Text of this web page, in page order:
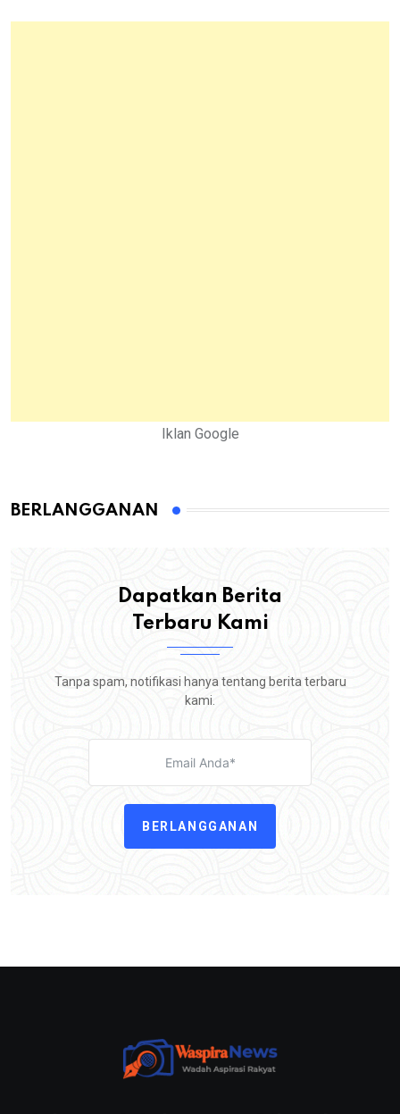
Iklan Google
BERLANGGANAN
Dapatkan Berita
Terbaru Kami
Tanpa spam, notifikasi hanya tentang berita terbaru
kami.
BERLANGGANAN